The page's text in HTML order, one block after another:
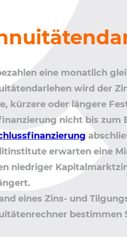
eine monatlich
wird der
kürzere oder längere
nicht bis zum
erwarten eine
niedriger
eines Zins- und
bestimmen